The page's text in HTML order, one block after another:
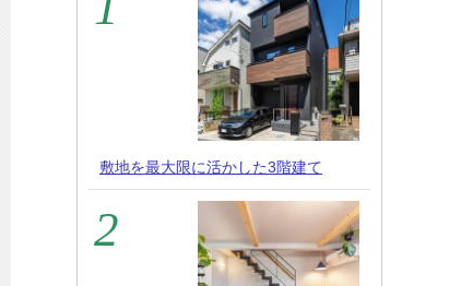
敷地を最大限に活かした3階建て